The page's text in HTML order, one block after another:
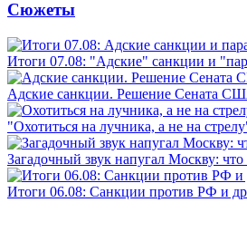
Сюжеты
Итоги 07.08: "Адские" санкции и
Адские санкции. Решение Сената
"Охотиться на лучника, а не на
Загадочный звук напугал Москву:
Итоги 06.08: Санкции против РФ и